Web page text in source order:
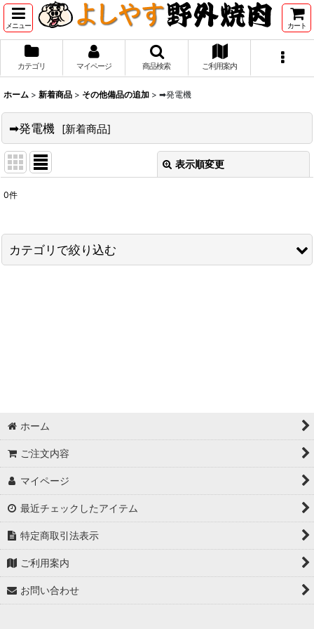
メニュー カート
カテゴリ マイページ 商品検索 ご利用案内
ホーム > 新着商品 > その他備品の追加 > ➡発電機
➡発電機 [新着商品]
表示順変更
並び順:
0件
カテゴリで絞り込む
➡ガスフライヤー
➡イベント用品
ホーム
ご注文内容
マイページ
最近チェックしたアイテム
特定商取引法表示
ご利用案内
お問い合わせ